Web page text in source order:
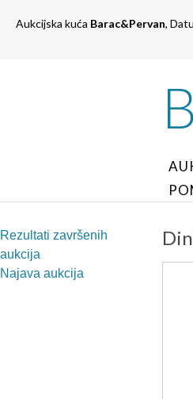
Aukcijska kuća Barac&Pervan,
Rezultati završenih
aukcija
Najava aukcija